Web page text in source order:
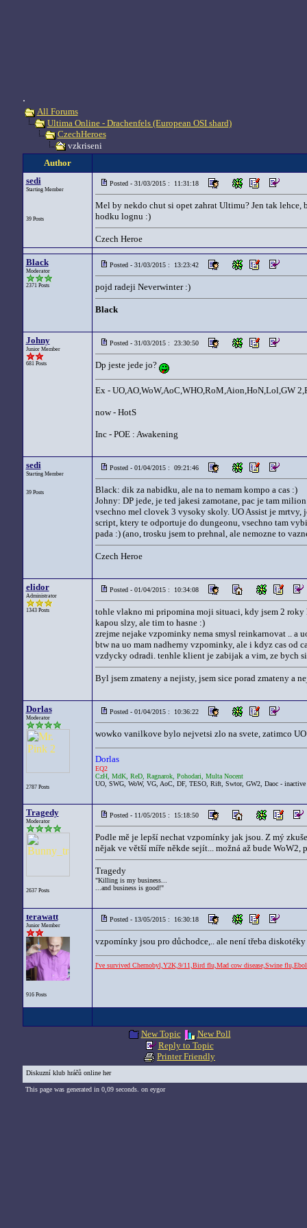
.
All Forums
Ultima Online - Drachenfels (European OSI shard)
CzechHeroes
vzkriseni
Author
sedi
Starting Member
39 Posts
Posted - 31/03/2015 : 11:31:18
Mel by nekdo chut si opet zahrat Ultimu? Jen tak lehce,
hodku lognu :)
Czech Heroe
Black
Moderator
2371 Posts
Posted - 31/03/2015 : 13:23:42
pojd radeji Neverwinter :)
Black
Johny
Junior Member
681 Posts
Posted - 31/03/2015 : 23:30:50
Dp jeste jede jo?
Ex - UO,AO,WoW,AoC,WHO,RoM,Aion,HoN,Lol,GW
now - HotS
Inc - POE : Awakening
sedi
Starting Member
39 Posts
Posted - 01/04/2015 : 09:21:46
Black: dik za nabidku, ale na to nemam kompo a cas :)
Johny: DP jede, je ted jakesi zamotane, pac je tam
vsechno mel clovek 3 vysoky skoly. UO Assist je
script, ktery te odportuje do dungeonu, vsechno tam
pada :) (ano, trosku jsem to prehnal, ale nemozne to
Czech Heroe
elidor
Administrator
1343 Posts
Posted - 01/04/2015 : 10:34:08
tohle vlakno mi pripomina moji situaci, kdy jsem 2
kapou slzy, ale tim to hasne :)
zrejme nejake vzpominky nema smysl reinkarnovat .. a
btw na uo mam nadherny vzpominky, ale i kdyz cas od
vzdycky odradi. tenhle klient je zabijak a vim, ze bych
Byl jsem zmateny a nejisty, jsem sice porad zmateny a
Dorlas
Moderator
2787 Posts
Posted - 01/04/2015 : 10:36:22
wowko vanilkove bylo nejvetsi zlo na svete, zatimco
Dorlas
EQ2
CzH, MdK, ReD, Ragnarok, Pohodari, Multa Nocent
UO, SWG, WoW, VG, AoC, DF, TESO, Rift, Swtor, GW2, Daoc - inactive
Tragedy
Moderator
2637 Posts
Posted - 11/05/2015 : 15:18:50
Podle mě je lepší nechat vzpomínky jak jsou. Z mý
nějak ve větší míře někde sejít... možná až bude
Tragedy
"Killing is my business...
...and business is good!"
terawatt
Junior Member
916 Posts
Posted - 13/05/2015 : 16:30:18
vzpomínky jsou pro důchodce,.. ale není třeba
I've survived Chernobyl,Y2K,9/11,Bird flu,Mad cow disease,Swine
New Topic
New Poll
Reply to Topic
Printer Friendly
Diskuzní klub hráčů online her
This page was generated in 0,09 seconds. on eygor